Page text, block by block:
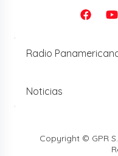
Radio
Noticias
Copyright © GPR